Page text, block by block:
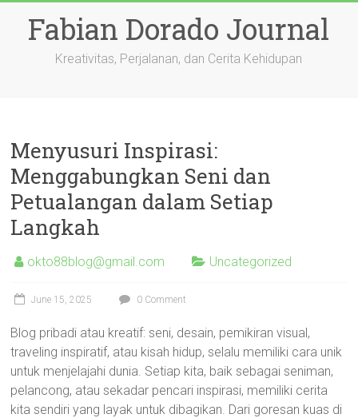
contentFabian Dorado Journal
Kreativitas, Perjalanan, dan Cerita Kehidupan
Menyusuri Inspirasi:
Menggabungkan Seni dan
Petualangan dalam Setiap
Langkah
okto88blog@gmail.com Uncategorized
June 15, 2025 0 Comment
Blog pribadi atau kreatif: seni, desain, pemikiran visual,
traveling inspiratif, atau kisah hidup, selalu memiliki cara unik
untuk menjelajahi dunia. Setiap kita, baik sebagai seniman,
pelancong, atau sekadar pencari inspirasi, memiliki cerita
kita sendiri yang layak untuk dibagikan. Dari goresan kuas di